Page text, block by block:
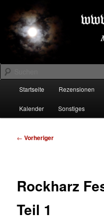
primären
Inhalt
springenDARK-
Suchen
Startseite Rezensionen
Kalender Sonstiges
Beitragsnavigation
← Vorheriger
Rockharz
Teil 1